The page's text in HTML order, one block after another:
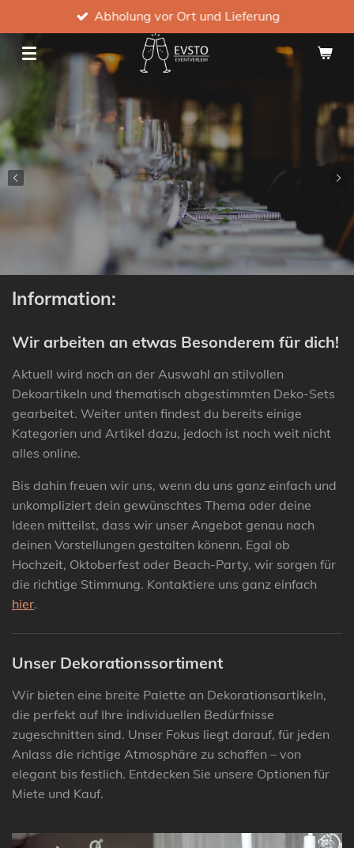
Hauptinhalt
springen
Abholung vor Ort und Lieferung
Information:
Wir arbeiten an etwas Besonderem für dich!
Aktuell wird noch an der Auswahl an stilvollen
Dekoartikeln und thematisch abgestimmten Deko-Sets
gearbeitet. Weiter unten findest du bereits einige
Kategorien und Artikel dazu, jedoch ist noch weit nicht
alles online.
Bis dahin freuen wir uns, wenn du uns ganz einfach und
unkompliziert dein gewünschtes Thema oder deine
Ideen mitteilst, dass wir unser Angebot genau nach
deinen Vorstellungen gestalten könenn. Egal ob
Hochzeit, Oktoberfest oder Beach-Party, wir sorgen für
die richtige Stimmung. Kontaktiere uns ganz einfach
hier.
Unser Dekorationssortiment
Wir bieten eine breite Palette an Dekorationsartikeln,
die perfekt auf Ihre individuellen Bedürfnisse
zugeschnitten sind. Unser Fokus liegt darauf, für jeden
Anlass die richtige Atmosphäre zu schaffen – von
elegant bis festlich. Entdecken Sie unsere Optionen für
Miete und Kauf.